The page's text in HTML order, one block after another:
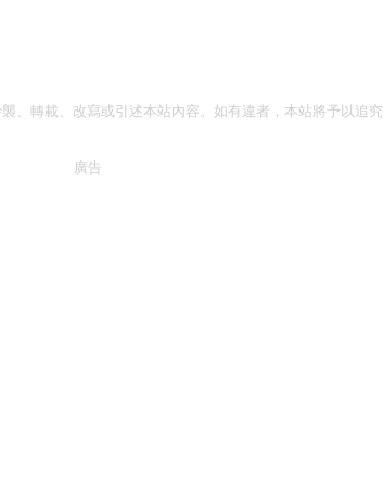
、轉載、改寫或引述本站內容。如有違者，本站將予以追究
廣告